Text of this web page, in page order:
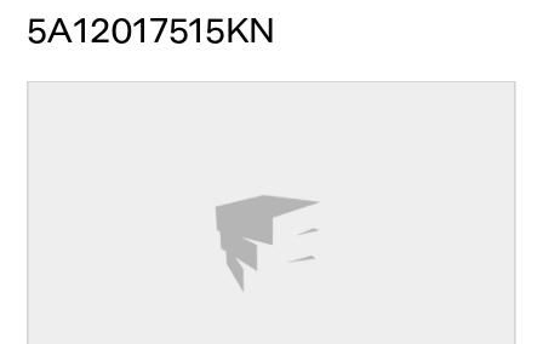
5A12017515KN